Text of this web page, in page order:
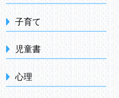
子育て
児童書
心理